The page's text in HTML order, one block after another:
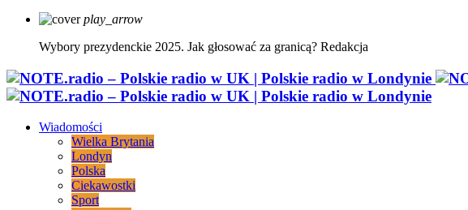
play_arrow
Wybory prezydenckie 2025. Jak głosować za granicą? Redakcja
Wiadomości
Wielka Brytania
Londyn
Polska
Ciekawostki
Sport